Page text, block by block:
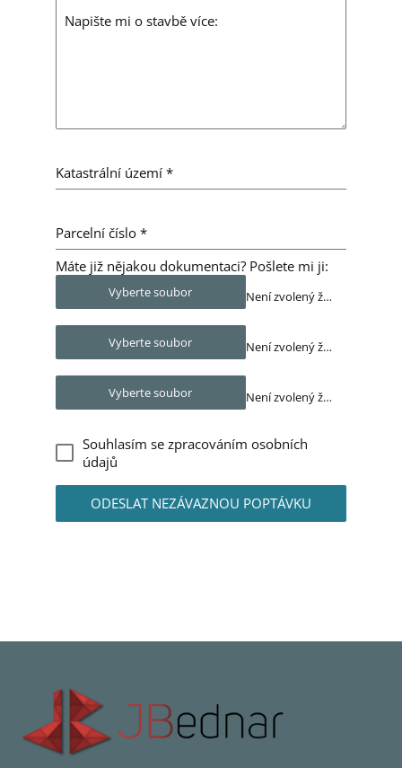
Napište mi o stavbě více:
Katastrální území*
Parcelní číslo*
Máte již nějakou dokumentaci? Pošlete mi ji:
Vyberte soubor Není zvolený žádný soubor
Vyberte soubor Není zvolený žádný soubor
Vyberte soubor Není zvolený žádný soubor
Souhlasím se zpracováním osobních
údajů
ODESLAT NEZÁVAZNOU POPTÁVKU